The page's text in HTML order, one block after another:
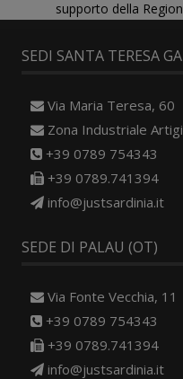
supporto della
SEDI SANTA TERESA
Via Maria Teresa, 60
Zona Industriale
+39 0789 754343
+39 0789.741394
info@justsardinia.it
SEDE DI PALAU (OT)
Via Fonte Vecchia, 11
+39 0789 754343
+39 0789.741394
info@justsardinia.it